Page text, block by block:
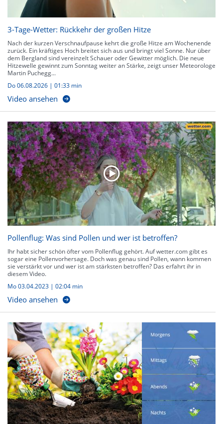
3-Tage-Wetter: Rückkehr der großen Hitze
Nach der kurzen Verschnaufpause kehrt die große Hitze am Wochenende
zurück. Ein kräftiges Hoch breitet sich aus und bringt viel Sonne. Nur über
dem Bergland sind vereinzelt Schauer oder Gewitter möglich. Die neue
Hitzewelle gewinnt zum Sonntag weiter an Stärke, zeigt unser Meteorologe
Martin Puchegg...
Do 06.08.2026 | 01:33 min
Video ansehen
Pollenflug: Was sind Pollen und wer ist betroffen?
Ihr habt sicher schön öfter vom Pollenflug gehört. Auf wetter.com gibt es
sogar eine Pollenvorhersage. Doch was genau sind Pollen, wann kommen
sie verstärkt vor und wer ist am stärksten betroffen? Das erfahrt ihr in
diesem Video.
Mo 03.04.2023 | 02:04 min
Video ansehen